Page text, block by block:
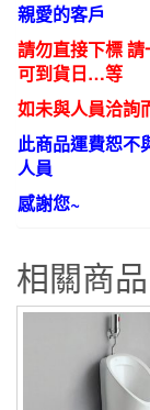
親愛的客戶
請勿直接下標
可到貨日…等
如未與人員洽詢
此商品運費恕不
人員
感謝您~
相關商品